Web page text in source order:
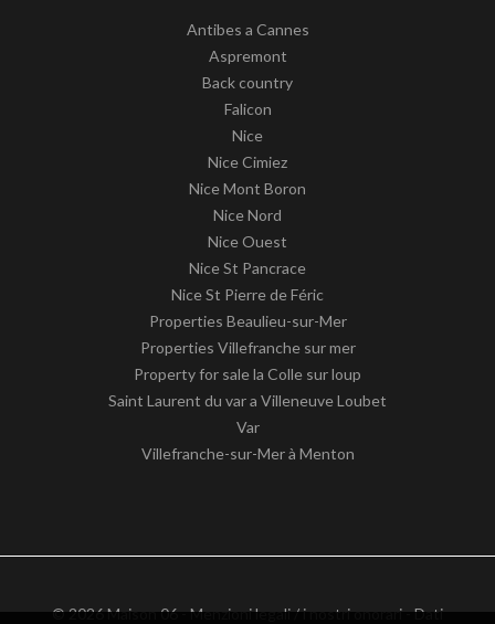
Antibes a Cannes
Aspremont
Back country
Falicon
Nice
Nice Cimiez
Nice Mont Boron
Nice Nord
Nice Ouest
Nice St Pancrace
Nice St Pierre de Féric
Properties Beaulieu-sur-Mer
Properties Villefranche sur mer
Property for sale la Colle sur loup
Saint Laurent du var a Villeneuve Loubet
Var
Villefranche-sur-Mer à Menton
© 2026 Maison 06 -Menzioni legali / i nostri onorari-Dati